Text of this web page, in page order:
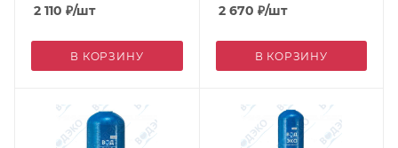
2 110 ₽/шт
В КОРЗИНУ
2 670 ₽/шт
В КОРЗИНУ